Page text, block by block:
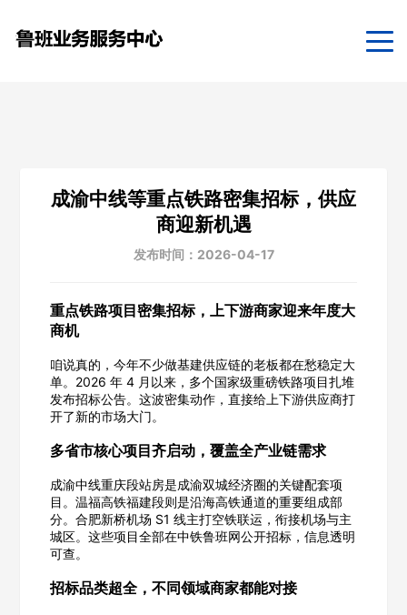
成渝中线等重点铁路密集招标，供应
商迎新机遇
发布时间：2026-04-17
重点铁路项目密集招标，上下游商家迎来年度大
商机
咱说真的，今年不少做基建供应链的老板都在愁稳定大
单。2026 年 4 月以来，多个国家级重磅铁路项目扎堆
发布招标公告。这波密集动作，直接给上下游供应商打
开了新的市场大门。
多省市核心项目齐启动，覆盖全产业链需求
成渝中线重庆段站房是成渝双城经济圈的关键配套项
目。温福高铁福建段则是沿海高铁通道的重要组成部
分。合肥新桥机场 S1 线主打空铁联运，衔接机场与主
城区。这些项目全部在中铁鲁班网公开招标，信息透明
可查。
招标品类超全，不同领域商家都能对接